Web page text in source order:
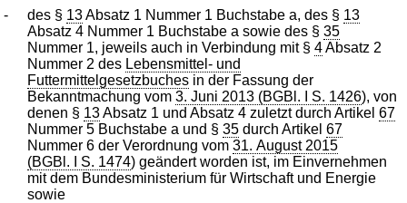
- des § 13Absatz 1 Nummer 1 Buchstabe a, des § 13
Absatz 4 Nummer 1 Buchstabe a sowie des §35
Nummer 1, jeweils auch in Verbindung mit §4Absatz 2
Nummer 2 des Lebensmittel- und
Futtermittelgesetzbuches in der Fassung der
Bekanntmachung vom3. Juni 2013 (BGBl. I S. 1426), von
denen § 13Absatz 1 und Absatz 4 zuletzt durch Artikel67
Nummer 5 Buchstabe a und §35 durch Artikel67
Nummer 6 der Verordnung vom31. August 2015
(BGBl. I S. 1474) geändert worden ist, im Einvernehmen
mit dem Bundesministerium für Wirtschaft und Energie
sowie